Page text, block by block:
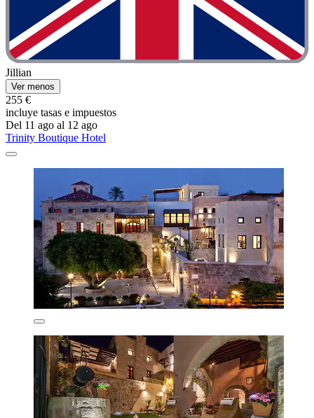
Jillian
Ver menos
255 €
incluye tasas e impuestos
Del 11 ago al 12 ago
Trinity Boutique Hotel